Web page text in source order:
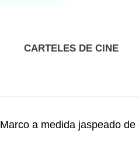
CARTELES DE CINE
Marco a medida jaspeado de